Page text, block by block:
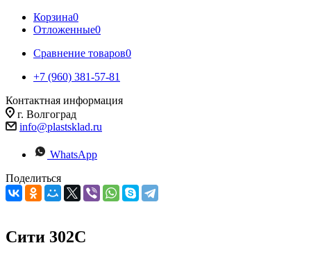
Корзина0
Отложенные0
Сравнение товаров0
+7 (960) 381-57-81
Контактная информация
г. Волгоград
info@plastsklad.ru
WhatsApp
Поделиться
Сити 302С